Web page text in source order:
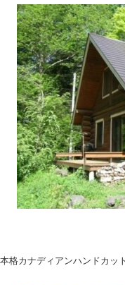
本格カナディアンハンドカッ